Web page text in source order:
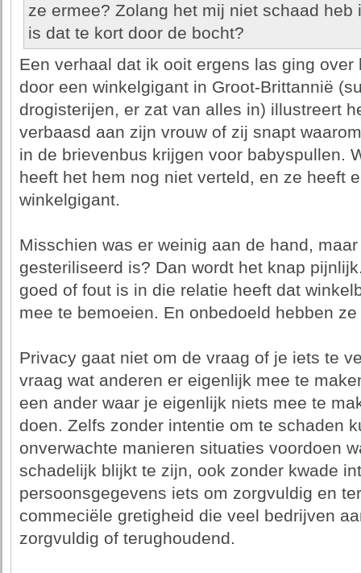
ze ermee? Zolang het mij niet schaad
is dat te kort door de bocht?
Een verhaal dat ik ooit ergens las ging
door een winkelgigant in Groot-Brittannië
drogisterijen, er zat van alles in) illustreert
verbaasd aan zijn vrouw of zij snapt
in de brievenbus krijgen voor babyspullen.
heeft het hem nog niet verteld, en ze heeft
winkelgigant.
Misschien was er weinig aan de hand,
gesteriliseerd is? Dan wordt het knap
goed of fout is in die relatie heeft dat
mee te bemoeien. En onbedoeld hebben
Privacy gaat niet om de vraag of je iets te
vraag wat anderen er eigenlijk mee te
een ander waar je eigenlijk niets mee te
doen. Zelfs zonder intentie om te schaden
onverwachte manieren situaties voordoen
schadelijk blijkt te zijn, ook zonder kwade
persoonsgegevens iets om zorgvuldig en
commeciële gretigheid die veel bedrijven
zorgvuldig of terughoudend.